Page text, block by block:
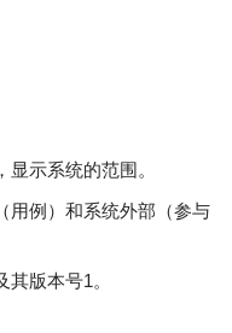
示系统的范围。
用例）和系统外部（参与
版本号1。